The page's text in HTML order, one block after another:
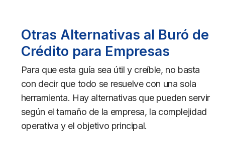
Otras Alternativas al Buró de
Crédito para Empresas
Para que esta guía sea útil y creíble, no basta
con decir que todo se resuelve con una sola
herramienta. Hay alternativas que pueden servir
según el tamaño de la empresa, la complejidad
operativa y el objetivo principal.